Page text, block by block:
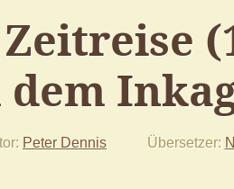
dem
Peter Dennis Übersetzer